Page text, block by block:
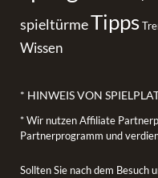
spieltürmeTipps
Wissen
* HINWEIS VON
* Wir nutzen Affiliate
Partnerprogramm und
Sollten Sie nach dem Besuch